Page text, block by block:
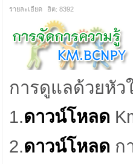
รายละเอียด ฮิต: 8392
การดูแลด้วยหัว
1.ดาวน์โหลด
2.ดาวน์โหลด ก